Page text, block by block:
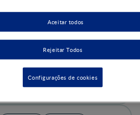
ARTIGO
Como se fabrica uma
qualidade, controlos e
5minutos ler
Leia agora
Rejeitar Todos
Aceitar todos
Configurações de cookies